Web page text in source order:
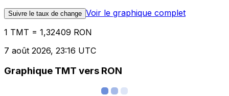
Suivre le taux de change Voir le graphique complet
1 TMT = 1,32409 RON
7 août 2026, 23:16 UTC
Graphique TMT vers RON